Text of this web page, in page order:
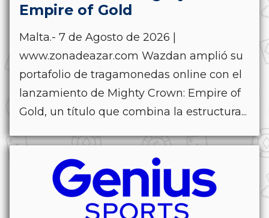
Empire of Gold
Malta.- 7 de Agosto de 2026 |
www.zonadeazar.com Wazdan amplió su
portafolio de tragamonedas online con el
lanzamiento de Mighty Crown: Empire of
Gold, un título que combina la estructura...